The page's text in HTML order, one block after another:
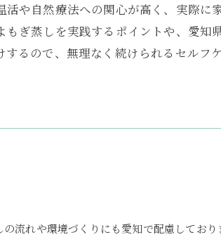
や自然療法への関心が高く、実際に
ぎ蒸しを実践するポイントや、愛知
るので、無理なく続けられるセルフ
流れや環境づくりにも愛知で配慮しており